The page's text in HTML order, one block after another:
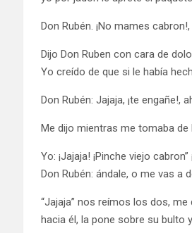
Don Rubén. ¡No mames
Dijo Don Ruben con cara de
Yo creído de que si le había
Don Rubén: Jajaja, ¡te engañe!,
Me dijo mientras me tomaba de
Yo: ¡Jajaja! ¡Pinche viejo cabron”
Don Rubén: ándale, o me vas a
“Jajaja” nos reímos los dos,
hacia él, la pone sobre su bulto